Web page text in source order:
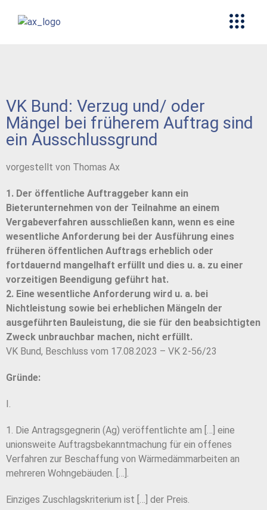
VK Bund: Verzug und/ oder
Mängel bei früherem Auftrag sind
ein Ausschlussgrund
vorgestellt von Thomas Ax
1. Der öffentliche Auftraggeber kann ein
Bieterunternehmen von der Teilnahme an einem
Vergabeverfahren ausschließen kann, wenn es eine
wesentliche Anforderung bei der Ausführung eines
früheren öffentlichen Auftrags erheblich oder
fortdauernd mangelhaft erfüllt und dies u. a. zu einer
vorzeitigen Beendigung geführt hat.
2. Eine wesentliche Anforderung wird u. a. bei
Nichtleistung sowie bei erheblichen Mängeln der
ausgeführten Bauleistung, die sie für den beabsichtigten
Zweck unbrauchbar machen, nicht erfüllt.
VK Bund, Beschluss vom 17.08.2023 – VK 2-56/23
Gründe:
I.
1. Die Antragsgegnerin (Ag) veröffentlichte am […] eine
unionsweite Auftragsbekanntmachung für ein offenes
Verfahren zur Beschaffung von Wärmedämmarbeiten an
mehreren Wohngebäuden. […].
Einziges Zuschlagskriterium ist […] der Preis.